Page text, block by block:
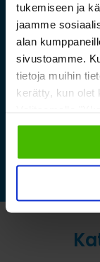
tukemiseen ja
jaamme
alan
sivustoamme.
tietoja muihin
kerätty, kun olet
sallimiisi
Lue